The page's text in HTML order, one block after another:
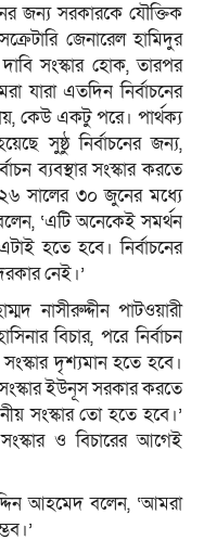
জন্য সরকারকে যৌক্তিক
জেনারেল হামিদুর
সংস্কার হোক, তারপর
যারা এতদিন নির্বাচনের
কেউ একটু পরে। পার্থক্য
সুষ্ঠু নির্বাচনের জন্য,
ব্যবস্থার সংস্কার করতে
সালের ৩০ জুনের মধ্যে
‘এটি অনেকেই সমর্থন
হতে হবে। নির্বাচনের
নেই।’
নাসীরুদ্দীন পাটওয়ারী
বিচার, পরে নির্বাচন
দৃশ্যমান হতে হবে।
সংস্কার ইউনূস সরকার করতে
সংস্কার তো হতে হবে।’
ও বিচারের আগেই
আহমেদ বলেন, ‘আমরা